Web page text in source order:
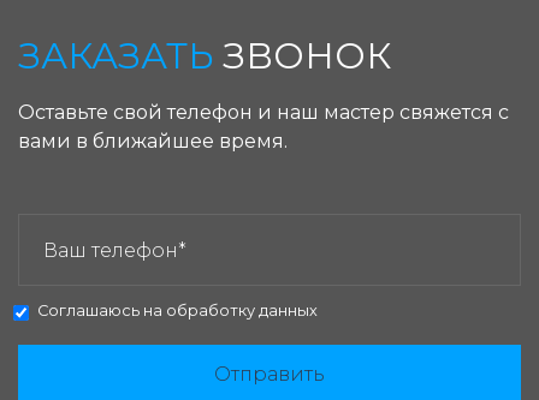
ЗАКАЗАТЬ ЗВОНОК
Оставьте свой телефон и наш мастер свяжется с
вами в ближайшее время.
Соглашаюсь на обработку данных
Отправить